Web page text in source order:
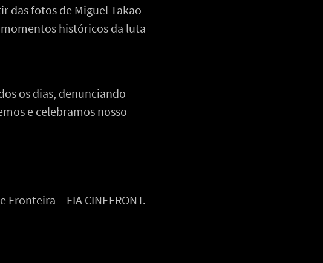
das fotos de Miguel Takao
históricos da luta
os dias, denunciando
e celebramos nosso
– FIA CINEFRONT.